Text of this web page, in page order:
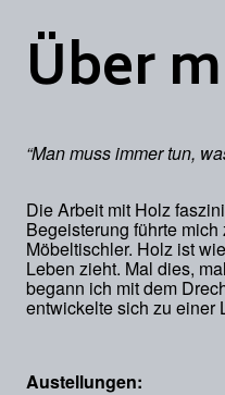
Über
“Man muss immer tun,
Die Arbeit mit Holz
Begeisterung führte
Möbeltischler. Holz ist
Leben zieht. Mal dies,
begann ich mit dem
entwickelte sich zu einer
Austellungen: